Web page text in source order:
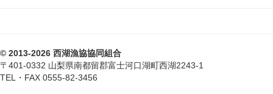
© 2013-2026 西湖漁協協同組合
〒401-0332 山梨県南都留郡富士河口湖町西湖2243-1
TEL・FAX 0555-82-3456